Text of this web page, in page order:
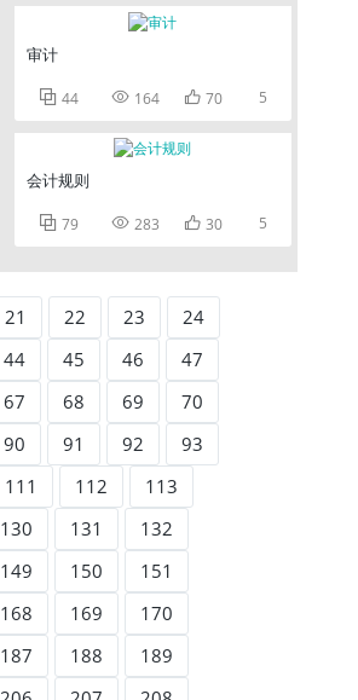
审计
 44  164  70 5
会计规则
 79  283  30 5
21 22 23
24
44 45 46
47
67 68 69
70
90 91 92
93
111 112
113
130 131
132
149 150
151
168 169
170
187 188
189